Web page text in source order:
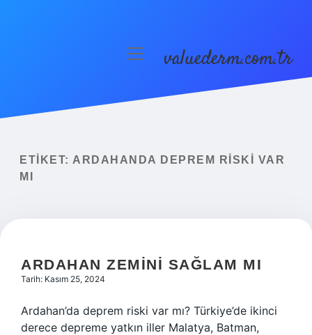
Yasal Uyarı
menüyüvaluederm.com.tr
ETIKET: ARDAHANDA DEPREM RISKI VAR
MI
ARDAHAN ZEMINI SAĞLAM MI
Tarih: Kasım 25, 2024
Ardahan’da deprem riski var mı? Türkiye’de ikinci
derece depreme yatkın iller Malatya, Batman,